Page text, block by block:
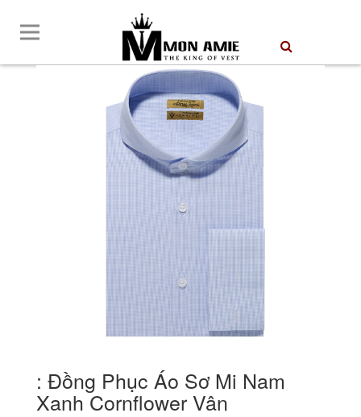
: Đồng Phục Áo Sơ Mi Nam
Xanh Cornflower Vân